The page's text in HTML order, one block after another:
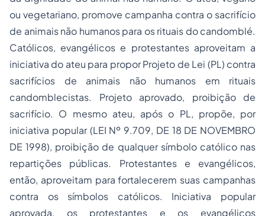
ou vegetariano, promove campanha contra o sacrifício
de animais não humanos para os rituais do candomblé.
Católicos, evangélicos e protestantes aproveitam a
iniciativa do ateu para propor Projeto de Lei (PL) contra
sacrifícios de animais não humanos em rituais
candomblecistas. Projeto aprovado, proibição de
sacrifício. O mesmo ateu, após o PL, propõe, por
iniciativa popular (LEI Nº 9.709, DE 18 DE NOVEMBRO
DE 1998), proibição de qualquer símbolo católico nas
repartições públicas. Protestantes e evangélicos,
então, aproveitam para fortalecerem suas campanhas
contra os símbolos católicos. Iniciativa popular
aprovada, os protestantes e os evangélicos